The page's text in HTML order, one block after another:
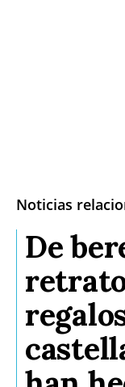
Noticias
De